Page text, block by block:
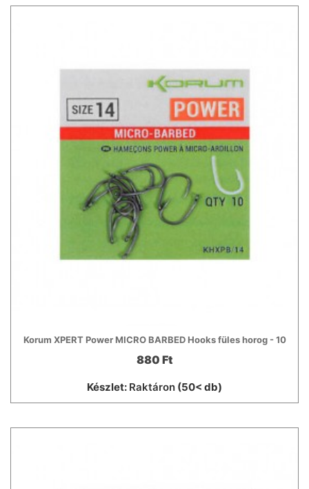
Korum XPERT Power MICRO BARBED Hooks füles horog - 10
880 Ft
Készlet: Raktáron (50< db)